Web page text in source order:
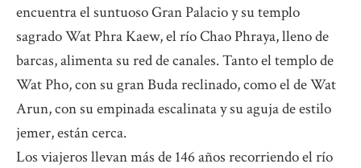
encuentra el suntuoso Gran Palacio y su templo
sagrado Wat Phra Kaew, el río Chao Phraya, lleno de
barcas, alimenta su red de canales. Tanto el templo de
Wat Pho, con su gran Buda reclinado, como el de Wat
Arun, con su empinada escalinata y su aguja de estilo
jemer, están cerca.
Los viajeros llevan más de 146 años recorriendo el río